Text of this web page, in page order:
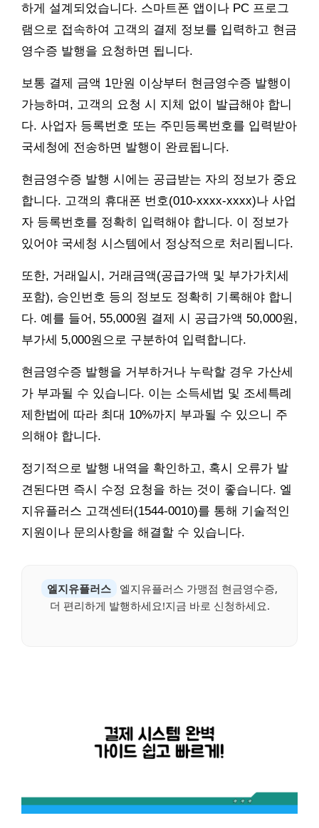
하게 설계되었습니다. 스마트폰 앱이나 PC 프로그
램으로 접속하여 고객의 결제 정보를 입력하고 현금
영수증 발행을 요청하면 됩니다.
보통 결제 금액 1만원 이상부터 현금영수증 발행이
가능하며, 고객의 요청 시 지체 없이 발급해야 합니
다. 사업자 등록번호 또는 주민등록번호를 입력받아
국세청에 전송하면 발행이 완료됩니다.
현금영수증 발행 시에는 공급받는 자의 정보가 중요
합니다. 고객의 휴대폰 번호(010-xxxx-xxxx)나 사업
자 등록번호를 정확히 입력해야 합니다. 이 정보가
있어야 국세청 시스템에서 정상적으로 처리됩니다.
또한, 거래일시, 거래금액(공급가액 및 부가가치세
포함), 승인번호 등의 정보도 정확히 기록해야 합니
다. 예를 들어, 55,000원 결제 시 공급가액 50,000원,
부가세 5,000원으로 구분하여 입력합니다.
현금영수증 발행을 거부하거나 누락할 경우 가산세
가 부과될 수 있습니다. 이는 소득세법 및 조세특례
제한법에 따라 최대 10%까지 부과될 수 있으니 주
의해야 합니다.
정기적으로 발행 내역을 확인하고, 혹시 오류가 발
견된다면 즉시 수정 요청을 하는 것이 좋습니다. 엘
지유플러스 고객센터(1544-0010)를 통해 기술적인
지원이나 문의사항을 해결할 수 있습니다.
엘지유플러스
엘지유플러스 가맹점 현금영수증,
더 편리하게 발행하세요!지금 바로 신청하세요.